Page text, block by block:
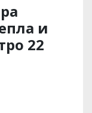
и
22